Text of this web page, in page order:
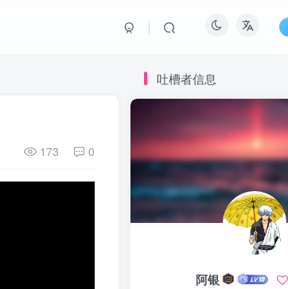
173 0
吐槽者信息
阿银